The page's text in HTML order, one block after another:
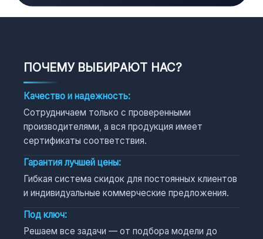
ПОЧЕМУ ВЫБИРАЮТ НАС?
Качество и надежность:
Сотрудничаем только с проверенными
производителями, а вся продукция имеет
сертификаты соответствия.
Гарантия лучшей цены:
Гибкая система скидок для постоянных клиентов
и индивидуальные коммерческие предложения.
Под ключ:
Решаем все задачи — от подбора модели до